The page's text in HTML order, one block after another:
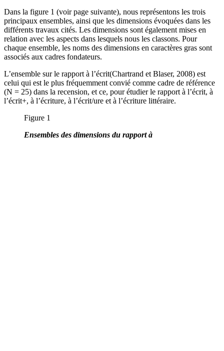
Dans la figure 1 (voir page suivante), nous représentons les trois
principaux ensembles, ainsi que les dimensions évoquées dans les
différents travaux cités. Les dimensions sont également mises en
relation avec les aspects dans lesquels nous les classons. Pour
chaque ensemble, les noms des dimensions en caractères gras sont
associés aux cadres fondateurs.
L’ensemble sur le rapport à l’écrit(Chartrand et Blaser, 2008) est
celui qui est le plus fréquemment convié comme cadre de référence
(N = 25) dans la recension, et ce, pour étudier le rapport à l’écrit, à
l’écrit+, à l’écriture, à l’écrit/ure et à l’écriture littéraire.
Figure 1
Ensembles des dimensions du rapport à